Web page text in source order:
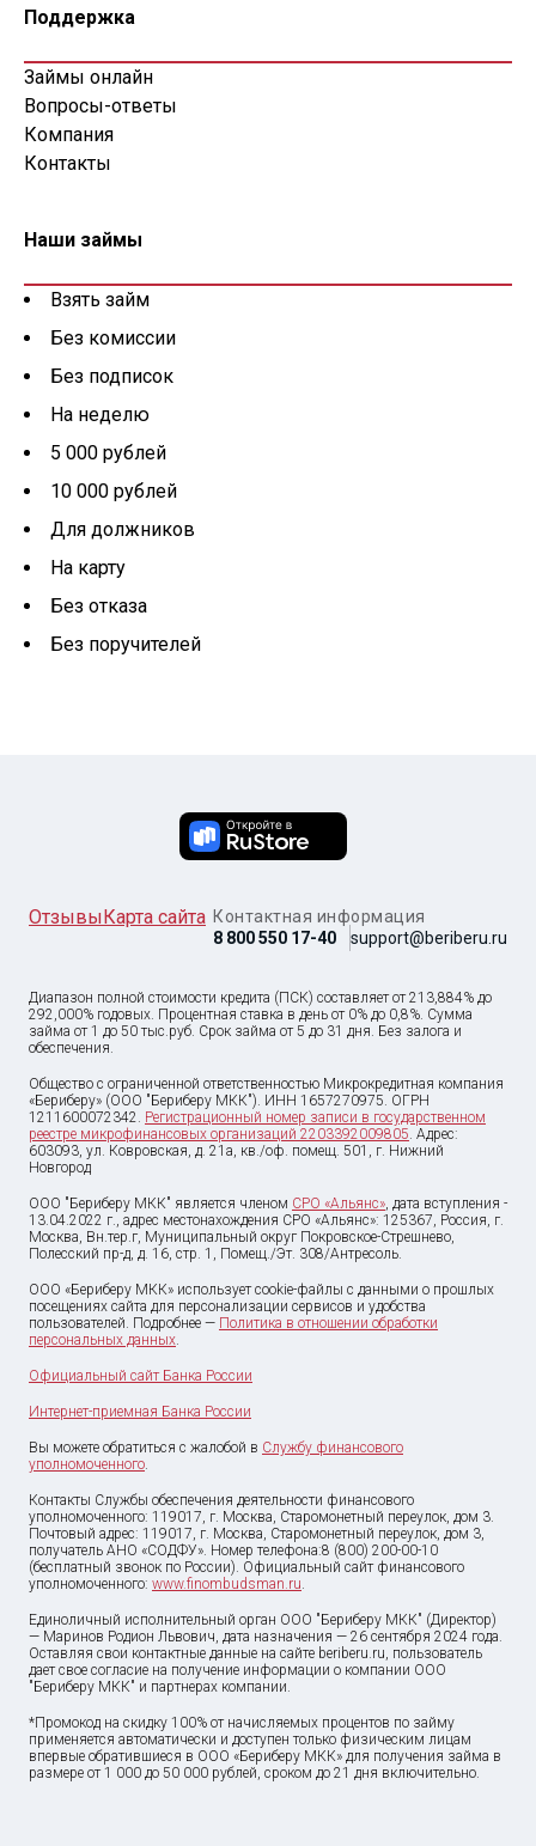
Поддержка
Займы онлайн
Вопросы-ответы
Компания
Контакты
Наши займы
Взять займ
Без комиссии
Без подписок
На неделю
5 000 рублей
10 000 рублей
Для должников
На карту
Без отказа
Без поручителей
ОтзывыКарта сайта Контактная информация
8 800 550 17-40
support@beriberu.ru
Диапазон полной стоимости кредита (ПСК) составляет от 213,884% до
292,000% годовых. Процентная ставка в день от 0% до 0,8%. Сумма
займа от1 до 50 тыс.руб. Срок займа от 5 до 31 дня. Без залога и
обеспечения.
Общество с ограниченной ответственностью Микрокредитная компания
«Бериберу» (ООО "Бериберу МКК"). ИНН 1657270975. ОГРН
1211600072342. Регистрационный номер записи в государственном
реестре микрофинансовых организаций 2203392009805. Адрес:
603093, ул. Ковровская, д. 21а, кв./оф. помещ. 501, г. Нижний
Новгород
ООО "Бериберу МКК" является членом СРО «Альянс», дата вступления -
13.04.2022 г., адрес местонахождения СРО «Альянс»: 125367, Россия, г.
Москва, Вн.тер.г, Муниципальный округ Покровское-Стрешнево,
Полесский пр-д, д. 16, стр. 1, Помещ./Эт. 308/Антресоль.
ООО «Бериберу МКК» использует cookie-файлы с данными о прошлых
посещениях сайта для персонализации сервисов и удобства
пользователей. Подробнее — Политика в отношении обработки
персональных данных.
Официальный сайт Банка России
Интернет-приемная Банка России
Вы можете обратиться с жалобой в Службу финансового
уполномоченного.
Контакты Службы обеспечения деятельности финансового
уполномоченного: 119017, г. Москва, Старомонетный переулок, дом 3.
Почтовый адрес: 119017, г. Москва, Старомонетный переулок, дом 3,
получатель АНО «СОДФУ». Номер телефона:8 (800) 200-00-10
(бесплатный звонок по России). Официальный сайт финансового
уполномоченного: www.finombudsman.ru.
Единоличный исполнительный орган ООО "Бериберу МКК" (Директор)
— Маринов Родион Львович, дата назначения — 26 сентября 2024 года.
Оставляя свои контактные данные на сайте beriberu.ru, пользователь
дает свое согласие на получение информации о компании ООО
"Бериберу МКК" и партнерах компании.
*Промокод на скидку 100% от начисляемых процентов по займу
применяется автоматически и доступен только физическим лицам
впервые обратившиеся в ООО «Бериберу МКК» для получения займа в
размере от1 000 до 50 000 рублей, сроком до 21 дня включительно.